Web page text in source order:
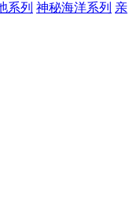
系列 神秘海洋系列 亲